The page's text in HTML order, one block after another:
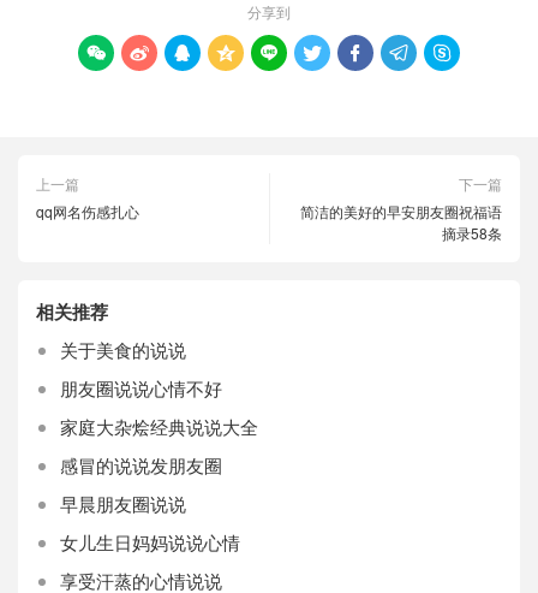
分享到
        
上一篇
qq网名伤感扎心
下一篇
简洁的美好的早安朋友圈祝福语
摘录58条
相关推荐
关于美食的说说
朋友圈说说心情不好
家庭大杂烩经典说说大全
感冒的说说发朋友圈
早晨朋友圈说说
女儿生日妈妈说说心情
享受汗蒸的心情说说